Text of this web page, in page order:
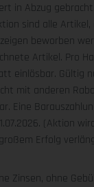
in Abzug
sind alle Artikel,
beworben
Artikel. Pro
einlösbar. Gültig
mit anderen
Eine
(Aktion
Erfolg
Zinsen, ohne